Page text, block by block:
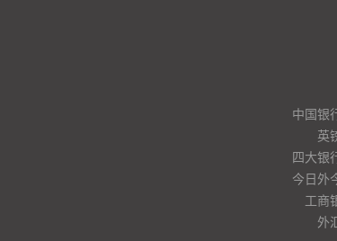
中国银
英
四大银
今日外
工商
外